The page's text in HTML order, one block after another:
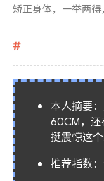
矫正身体，一举两
本人摘要
60CM，还
挺震惊这
推荐指